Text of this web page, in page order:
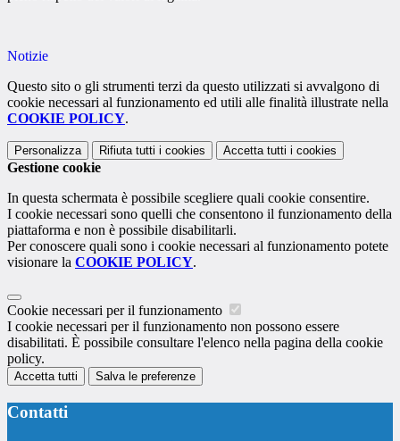
Notizie
Questo sito o gli strumenti terzi da questo utilizzati si avvalgono di
cookie necessari al funzionamento ed utili alle finalità illustrate nella
COOKIE POLICY.
Personalizza Rifiuta tutti i cookies Accetta tutti i cookies
Gestione cookie
In questa schermata è possibile scegliere quali cookie consentire.
I cookie necessari sono quelli che consentono il funzionamento della
piattaforma e non è possibile disabilitarli.
Per conoscere quali sono i cookie necessari al funzionamento potete
visionare la COOKIE POLICY.
Cookie necessari per il funzionamento
I cookie necessari per il funzionamento non possono essere
disabilitati. È possibile consultare l'elenco nella pagina della cookie
policy.
Accetta tutti Salva le preferenze
Contatti